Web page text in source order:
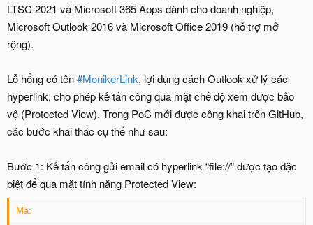
LTSC 2021 và Microsoft 365 Apps dành cho doanh nghiệp,
Microsoft Outlook 2016 và Microsoft Office 2019 (hỗ trợ mở
rộng).
Lỗ hổng có tên#MonikerLink, lợi dụng cách Outlook xử lý các
hyperlink, cho phép kẻ tấn công qua mặt chế độ xem được bảo
vệ (Protected View). Trong PoC mới được công khai trên GitHub,
các bước khai thác cụ thể như sau:
Bước 1: Kẻ tấn công gửi email có hyperlink “file://” được tạo đặc
biệt để qua mặt tính năng Protected View:
Mã: